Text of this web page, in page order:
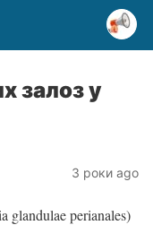
залоз у
3 роки ago
glandulae perianales)